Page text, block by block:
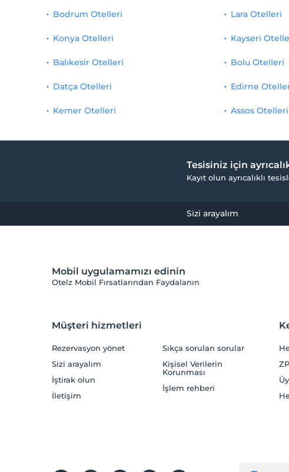
Bodrum Otelleri
Konya Otelleri
Balıkesir Otelleri
Datça Otelleri
Kemer Otelleri
Lara Otelleri
Kayseri
Bolu Otelleri
Edirne
Assos Otelleri
Tesisiniz için
Kayıt olun ayrıcalıklı
Sizi arayalım
Mobil uygulamamızı edinin
Otelz Mobil Fırsatlarından Faydalanın
Müşteri hizmetleri
Rezervasyon yönet
Sizi arayalım
İştirak olun
İletişim
Sıkça sorulan sorular
Kişisel Verilerin
Korunması
İşlem rehberi